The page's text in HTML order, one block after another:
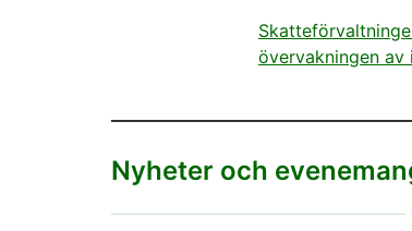
övervakningen
Nyheter och